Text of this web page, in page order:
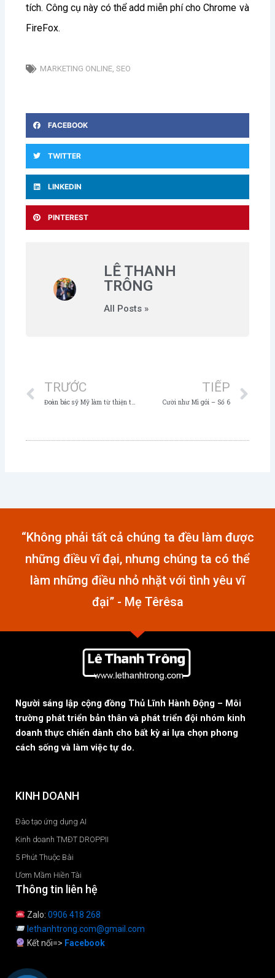
tích. Công cụ này có thể add miễn phí cho Chrome và
FireFox.
MARKETING ONLINE ,SEO
FACEBOOK
TWITTER
LINKEDIN
PINTEREST
LÊ THANH
TRÔNG
All Posts »
TRƯỚC TIẾP
Cười như Mì gói – Số 6
“Không phải tất cả chúng ta đều làm được
những điều vĩ đại, nhưng chúng ta có thể
làm những điều nhỏ nhặt với tình yêu vĩ
đại” - Mẹ Têrêsa
Người sáng lập cộng đồng Thủ Lĩnh Hành Động – Môi
trường phát triển bản thân và phát triển đội nhóm kinh
doanh thực chiến dành cho bất kỳ ai lựa chọn phong
cách sống và làm việc tự do.
KINH DOANH
Đào tạo ứng dụng AI
Kinh doanh TMĐT DROPPII
5 Phút Thuộc Bài
Ươm Mầm Hiền Tài
Thông tin liên hệ
Zalo: 0906 418 268
lethanhtrong.com@gmail.com
Kết nối=> Facebook